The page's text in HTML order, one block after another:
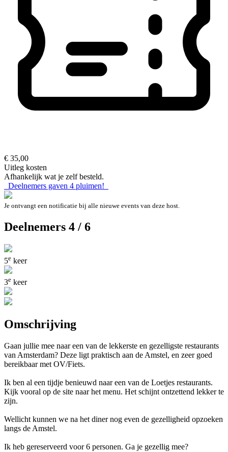
€ 35,00
Uitleg kosten
Afhankelijk wat je zelf besteld.
Deelnemers gaven 4 pluimen!
Je ontvangt een notificatie bij alle nieuwe events van deze host.
Deelnemers 4 / 6
5e keer
3e keer
Omschrijving
Gaan jullie mee naar een van de lekkerste en gezelligste restaurants
van Amsterdam? Deze ligt praktisch aan de Amstel, en zeer goed
bereikbaar met OV/Fiets.
Ik ben al een tijdje benieuwd naar een van de Loetjes restaurants.
Kijk vooral op de site naar het menu. Het schijnt ontzettend lekker te
zijn.
Wellicht kunnen we na het diner nog even de gezelligheid opzoeken
langs de Amstel.
Ik heb gereserveerd voor 6 personen. Ga je gezellig mee?